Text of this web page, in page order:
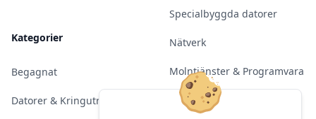
Kategorier
Begagnat
Datorer & Kringutrustning
Specialbyggda datorer
Nätverk
Molntjänster & Programvara
Server & Backup